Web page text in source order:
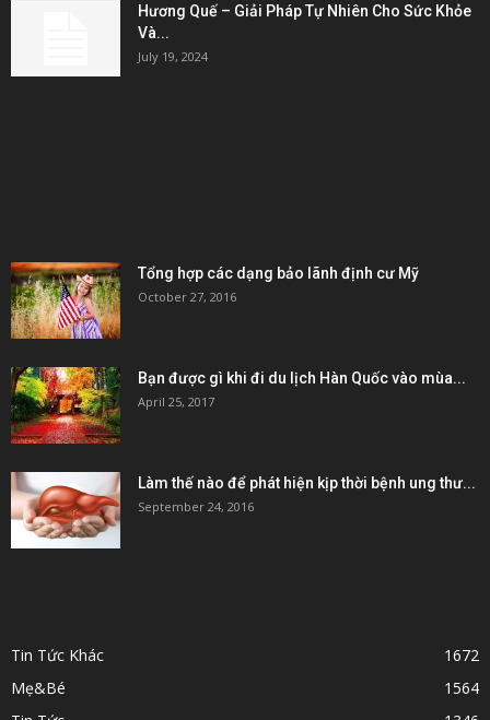
Hương Quế – Giải Pháp Tự Nhiên Cho Sức Khỏe
Và...
July 19, 2024
Tổng hợp các dạng bảo lãnh định cư Mỹ
October 27, 2016
Bạn được gì khi đi du lịch Hàn Quốc vào mùa...
April 25, 2017
Làm thế nào để phát hiện kịp thời bệnh ung thư...
September 24, 2016
Tin Tức Khác
1672
Mẹ&Bé
1564